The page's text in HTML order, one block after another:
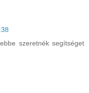
szeretnék segítséget